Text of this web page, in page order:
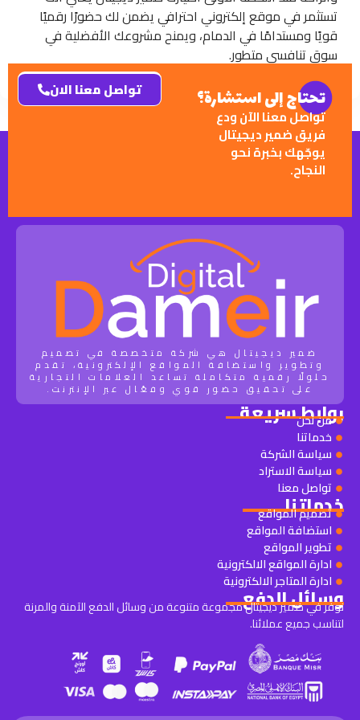
تستثمر في موقع إلكتروني احترافي يضمن لك حضورًا رقميًا
قويًا ومستدامًا في الدمام، ويمنح مشروعك الأفضلية في
سوق تنافسي متطور.
تحتاج إلى استشارة؟
تواصل معنا الآن ودع
فريق ضمير ديجيتال
يوجّهك بخبرة نحو
النجاح.
تواصل معنا الان
ضمير ديجيتال هي شركة متخصصة في تصميم
وتطوير واستضافة المواقع الإلكترونية، تقدم
حلولًا رقمية متكاملة تساعد العلامات التجارية
على تحقيق حضور قوي وفعّال عبر الإنترنت.
روابط سريعة
من نحن
خدماتنا
سياسة الشركة
سياسة الاستراد
تواصل معنا
خدماتنا
تصميم المواقع
استضافة المواقع
تطوير المواقع
ادارة المواقع الالكترونية
ادارة المتاجر الالكترونية
وسائل الدفع
نوفر في ضمير ديجيتال مجموعة متنوعة من وسائل الدفع الآمنة والمرنة
لتناسب جميع عملائنا.